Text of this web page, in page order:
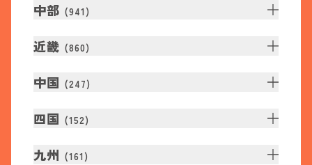
中部 (941 )
近畿 (860)
中国 (247)
四国 (152)
九州 (161 )